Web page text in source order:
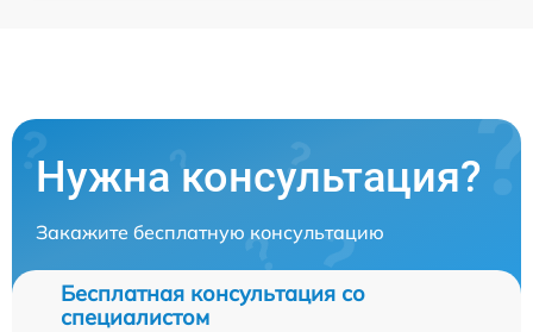
Нужна консультация?
Закажите бесплатную консультацию
Бесплатная консультация со
специалистом